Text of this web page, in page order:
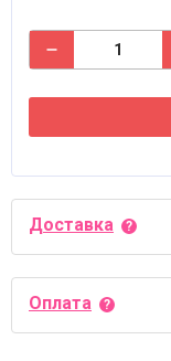
Доставка
Оплата